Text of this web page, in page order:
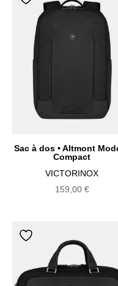
Sac à dos • Altmont
Compact
VICTORINOX
159,00 €